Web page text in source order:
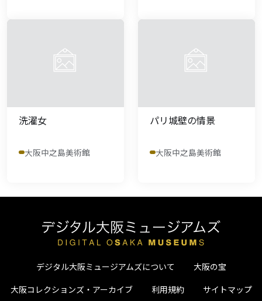
洗濯女
大阪中之島美術館
パリ城壁の情景
大阪中之島美術館
デジタル大阪ミュージアムズについて
大阪の宝
大阪コレクションズ・アーカイブ
利用規約
サイトマップ